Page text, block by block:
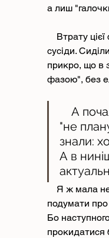
а лиш
сусіди.
прикро, що в
фазою", без
"не
знали:
А в
подумати
Бо
прокидатися